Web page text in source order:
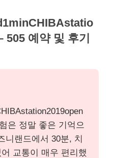
예약 및 후기
은 정말 좋은 기억으
니랜드에서 30분, 치
교통이 매우 편리했